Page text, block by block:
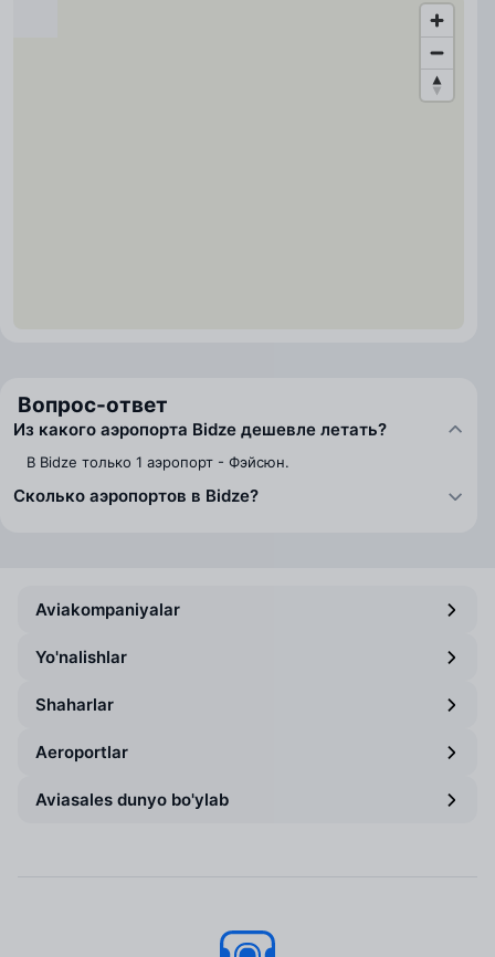
Вопрос-ответ
Из какого аэропорта Bidze дешевле летать?
В Bidze только 1 аэропорт - Фэйсюн.
Сколько аэропортов в Bidze?
Aviakompaniyalar
Yo'nalishlar
Shaharlar
Aeroportlar
Aviasales dunyo bo'ylab